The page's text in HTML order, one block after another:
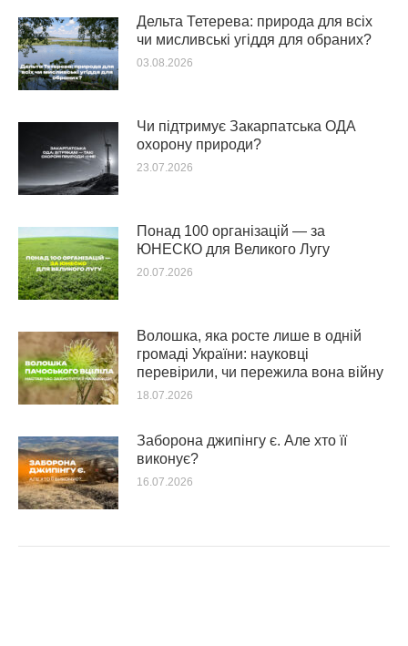
Дельта Тетерева: природа для всіх
чи мисливські угіддя для обраних?
03.08.2026
Чи підтримує Закарпатська ОДА
охорону природи?
23.07.2026
Понад 100 організацій — за
ЮНЕСКО для Великого Лугу
20.07.2026
Волошка, яка росте лише в одній
громаді України: науковці
перевірили, чи пережила вона війну
18.07.2026
Заборона джипінгу є. Але хто її
виконує?
16.07.2026